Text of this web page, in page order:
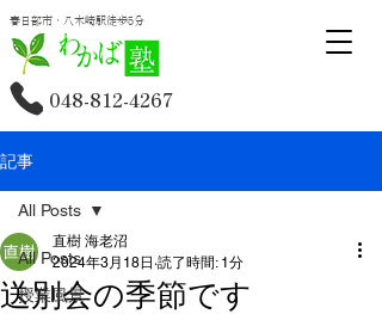
春日部市・八木崎駅徒歩5分
048-812-4267
記事
All Posts
授業風景
All Posts
送別会の季節です
直樹 海老沼
2024年3月18日 読了時間: 1分